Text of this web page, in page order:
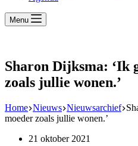
Menu
Sharon Dijksma: ‘Ik
zoals jullie wonen.’
Home Nieuws Nieuwsarchief
moeder zoals jullie wonen.’
21 oktober 2021